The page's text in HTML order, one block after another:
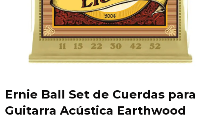
Ernie Ball Set de Cuerdas para
Guitarra Acústica Earthwood